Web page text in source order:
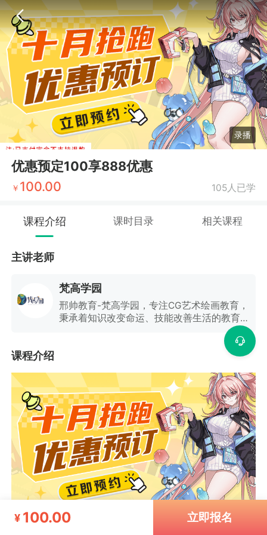
录播
优惠预定100享888优惠
￥ 100.00 105人已学
课程介绍 课时目录 相关课程
主讲老师
梵高学园
邢帅教育-梵高学园，专注CG艺术绘画教育，
秉承着知识改变命运、技能改善生活的教育理
课程介绍
¥ 100.00 立即报名